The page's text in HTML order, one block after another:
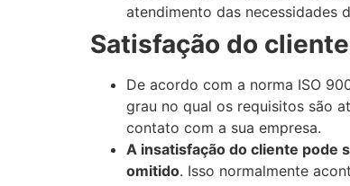
atendimento das necessidades
Satisfação do
De acordo com a norma ISO
grau no qual os requisitos são
contato com a sua empresa.
A insatisfação do cliente pode
omitido. Isso normalmente